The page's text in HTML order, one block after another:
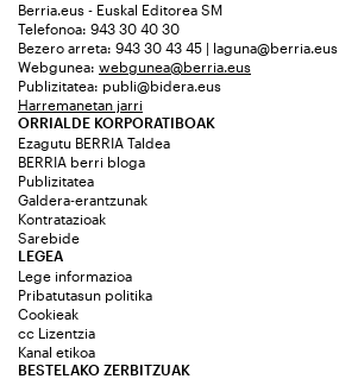
Berria.eus - Euskal Editorea SM
Telefonoa: 943 30 40 30
Bezero arreta: 943 30 43 45 | laguna@berria.eus
Webgunea: webgunea@berria.eus
Publizitatea: publi@bidera.eus
Harremanetan jarri
ORRIALDE KORPORATIBOAK
Ezagutu BERRIA Taldea
BERRIA berri bloga
Publizitatea
Galdera-erantzunak
Kontratazioak
Sarebide
LEGEA
Lege informazioa
Pribatutasun politika
Cookieak
cc Lizentzia
Kanal etikoa
BESTELAKO ZERBITZUAK